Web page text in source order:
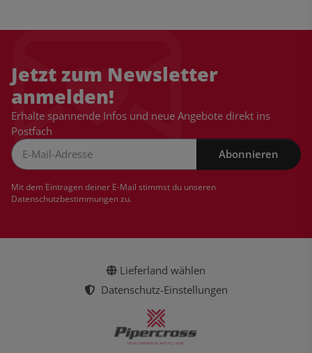
Jetzt zum Newsletter
anmelden!
Erhalte spannende Infos und neue Angebote direkt ins
Postfach
Abonnieren
Mit dem Eintragen deiner E-Mail stimmst du unseren
Datenschutzbestimmungenzu.
Lieferland wählen
Datenschutz-Einstellungen